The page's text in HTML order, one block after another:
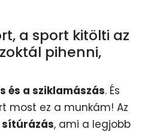
a sport kitölti az
pihenni,
és a sziklamászás. És
most ez a munkám! Az
sítúrázás, ami a legjobb